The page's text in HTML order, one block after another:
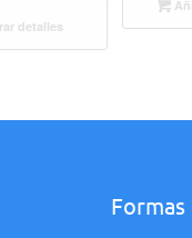
detalles